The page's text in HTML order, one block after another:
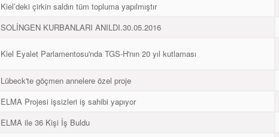
Kiel’deki çirkin saldırı tüm topluma yapılmıştır
SOLİNGEN KURBANLARI ANILDI.30.05.2016
Kiel Eyalet Parlamentosu'nda TGS-H'nın 20 yıl kutlaması
Lübeck'te göçmen annelere özel proje
ELMA Projesi işsizleri iş sahibi yapıyor
ELMA ile 36 Kişi İş Buldu